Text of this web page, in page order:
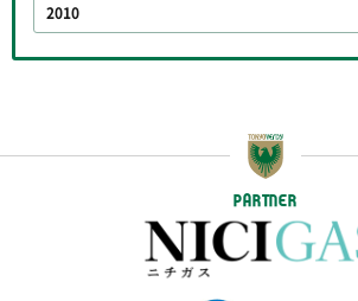
2010
PARTNER